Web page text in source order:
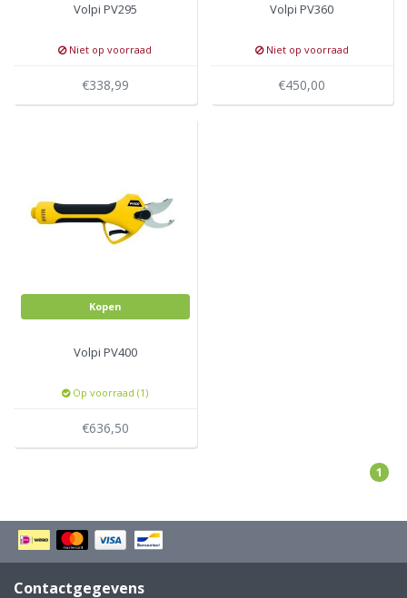
Volpi PV295
Niet op voorraad
€338,99
Volpi PV360
Niet op voorraad
€450,00
Kopen
Volpi PV400
Op voorraad (1)
€636,50
1
Contactgegevens